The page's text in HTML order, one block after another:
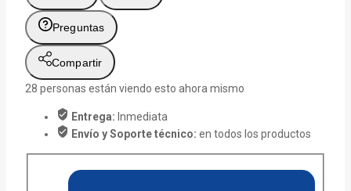
Preguntas
Compartir
28 personas están viendo esto ahora mismo
Entrega: Inmediata
Envío y Soporte técnico: en todos los productos